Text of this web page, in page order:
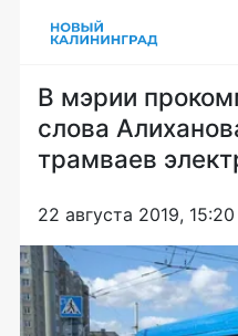
В мэрии
слова
трамваев
22 августа 2019, 15:20